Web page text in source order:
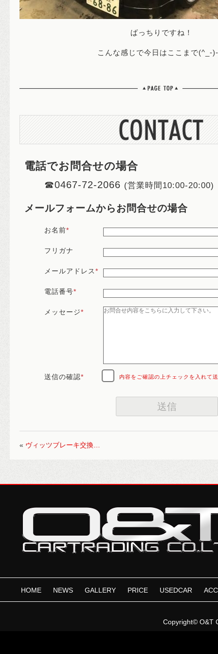
ばっちりですね！
こんな感じで今日はここまで(^_-
電話でお問合せの場合
☎0467-72-2066 (営業時間10:00-20:00)
メールフォームからお問合せの場合
お名前*
フリガナ
メールアドレス*
電話番号*
メッセージ*
送信の確認* 内容をご確認の上チェックを入れて
« ヴィッツブレーキ交換…
HOME NEWS GALLERY PRICE USEDCAR
Copyright©O&T